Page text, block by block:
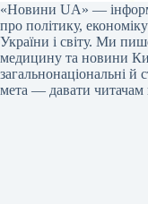
«Новини UA» —
про політику,
України і світу. Ми
медицину та новини
загальнонаціональні
мета — давати читачам